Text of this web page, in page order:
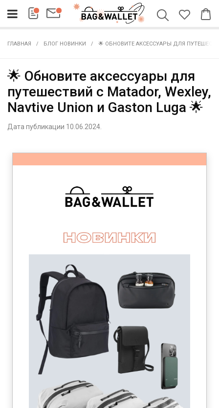
ГЛАВНАЯ БЛОГ НОВИНКИ 🌟 ОБНОВИТЕ АКСЕССУАРЫ ДЛЯ ПУТЕШЕСТВИЙ
🌟 Обновите аксессуары для
путешествий с Matador, Wexley,
Navtive Union и Gaston Luga 🌟
Дата публикации 10.06.2024.